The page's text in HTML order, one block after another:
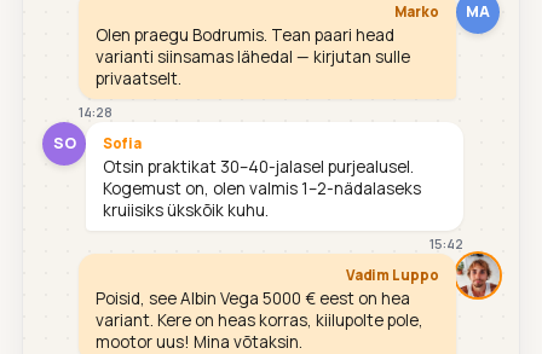
MA
Marko
Olen praegu Bodrumis. Tean paari head
varianti siinsamas lähedal — kirjutan sulle
privaatselt.
14:28
SO Sofia
Otsin praktikat 30–40-jalasel purjealusel.
Kogemust on, olen valmis 1–2-nädalaseks
kruiisiks ükskõik kuhu.
15:42
Vadim Luppo
Poisid, see Albin Vega 5000 € eest on hea
variant. Kere on heas korras, kiilupolte pole,
mootor uus! Mina võtaksin.